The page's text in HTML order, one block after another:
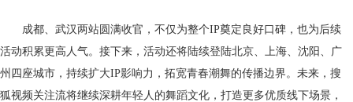
成都、武汉两站圆满收官，不仅为整个IP奠定良好口碑，也为后续
活动积累更高人气。接下来，活动还将陆续登陆北京、上海、沈阳、广
州四座城市，持续扩大IP影响力，拓宽青春潮舞的传播边界。未来，搜
狐视频关注流将继续深耕年轻人的舞蹈文化，打造更多优质线下场景，